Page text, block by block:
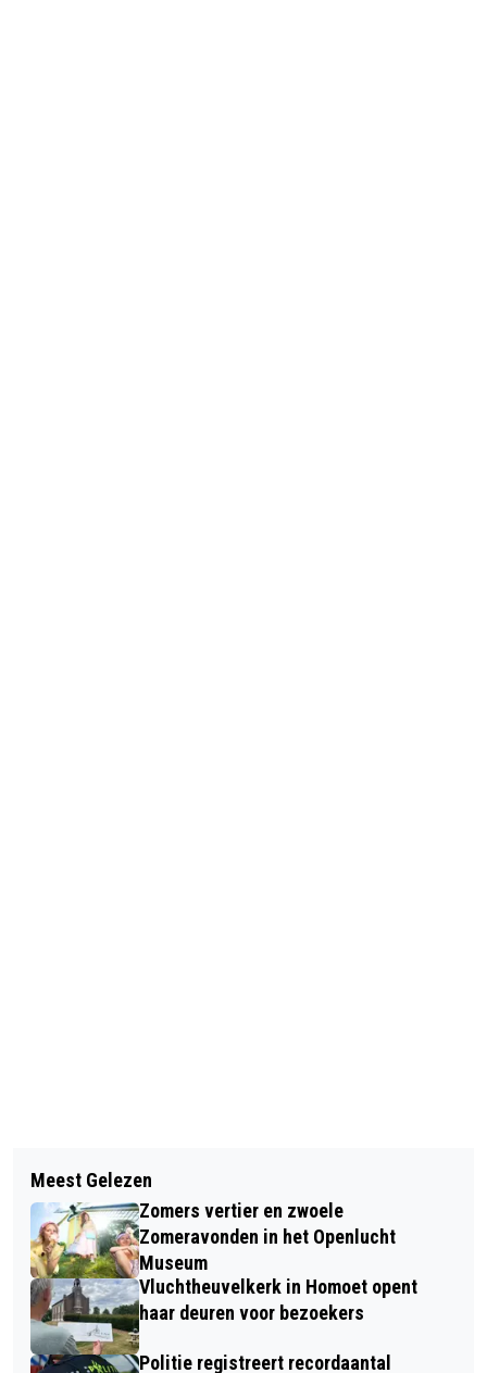
FOTOSERIE: KOE WIL AFKOELEN
MAAR KOMT DAN DE SLOOT NIET
MEER UIT
CAMPAGNE AMBER ALERT OM
ONVEILIGE THUISSITUATIE TE
HERKENNEN
Meest Gelezen
Zomers vertier en zwoele
Zomeravonden in het Openlucht
Museum
Vluchtheuvelkerk in Homoet opent
haar deuren voor bezoekers
Politie registreert recordaantal